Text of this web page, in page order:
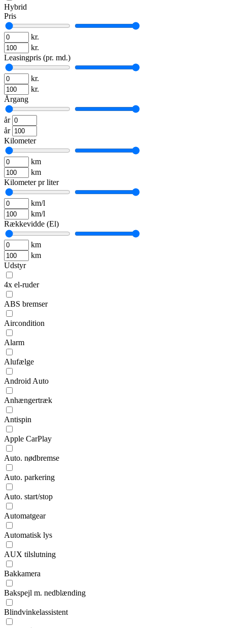
Hybrid
Pris
kr.
kr.
Leasingpris (pr. md.)
kr.
kr.
Årgang
år
år
Kilometer
km
km
Kilometer pr liter
km/l
km/l
Rækkevidde (El)
km
km
Udstyr
4x el-ruder
ABS bremser
Aircondition
Alarm
Alufælge
Android Auto
Anhængertræk
Antispin
Apple CarPlay
Auto. nødbremse
Auto. parkering
Auto. start/stop
Automatgear
Automatisk lys
AUX tilslutning
Bakkamera
Bakspejl m. nedblænding
Blindvinkelassistent